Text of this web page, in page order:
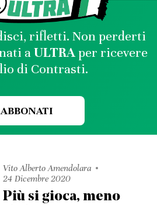
rifletti. Non perderti
aULTRAper ricevere
di Contrasti.
ABBONATI
Vito Alberto Amendolara
24 Dicembre 2020
Più si gioca, meno